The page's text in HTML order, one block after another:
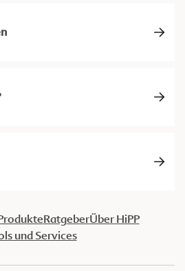
RatgeberÜber HiPP
und Services